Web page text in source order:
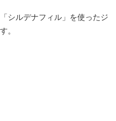
シルデナフィル」を使ったジ
。